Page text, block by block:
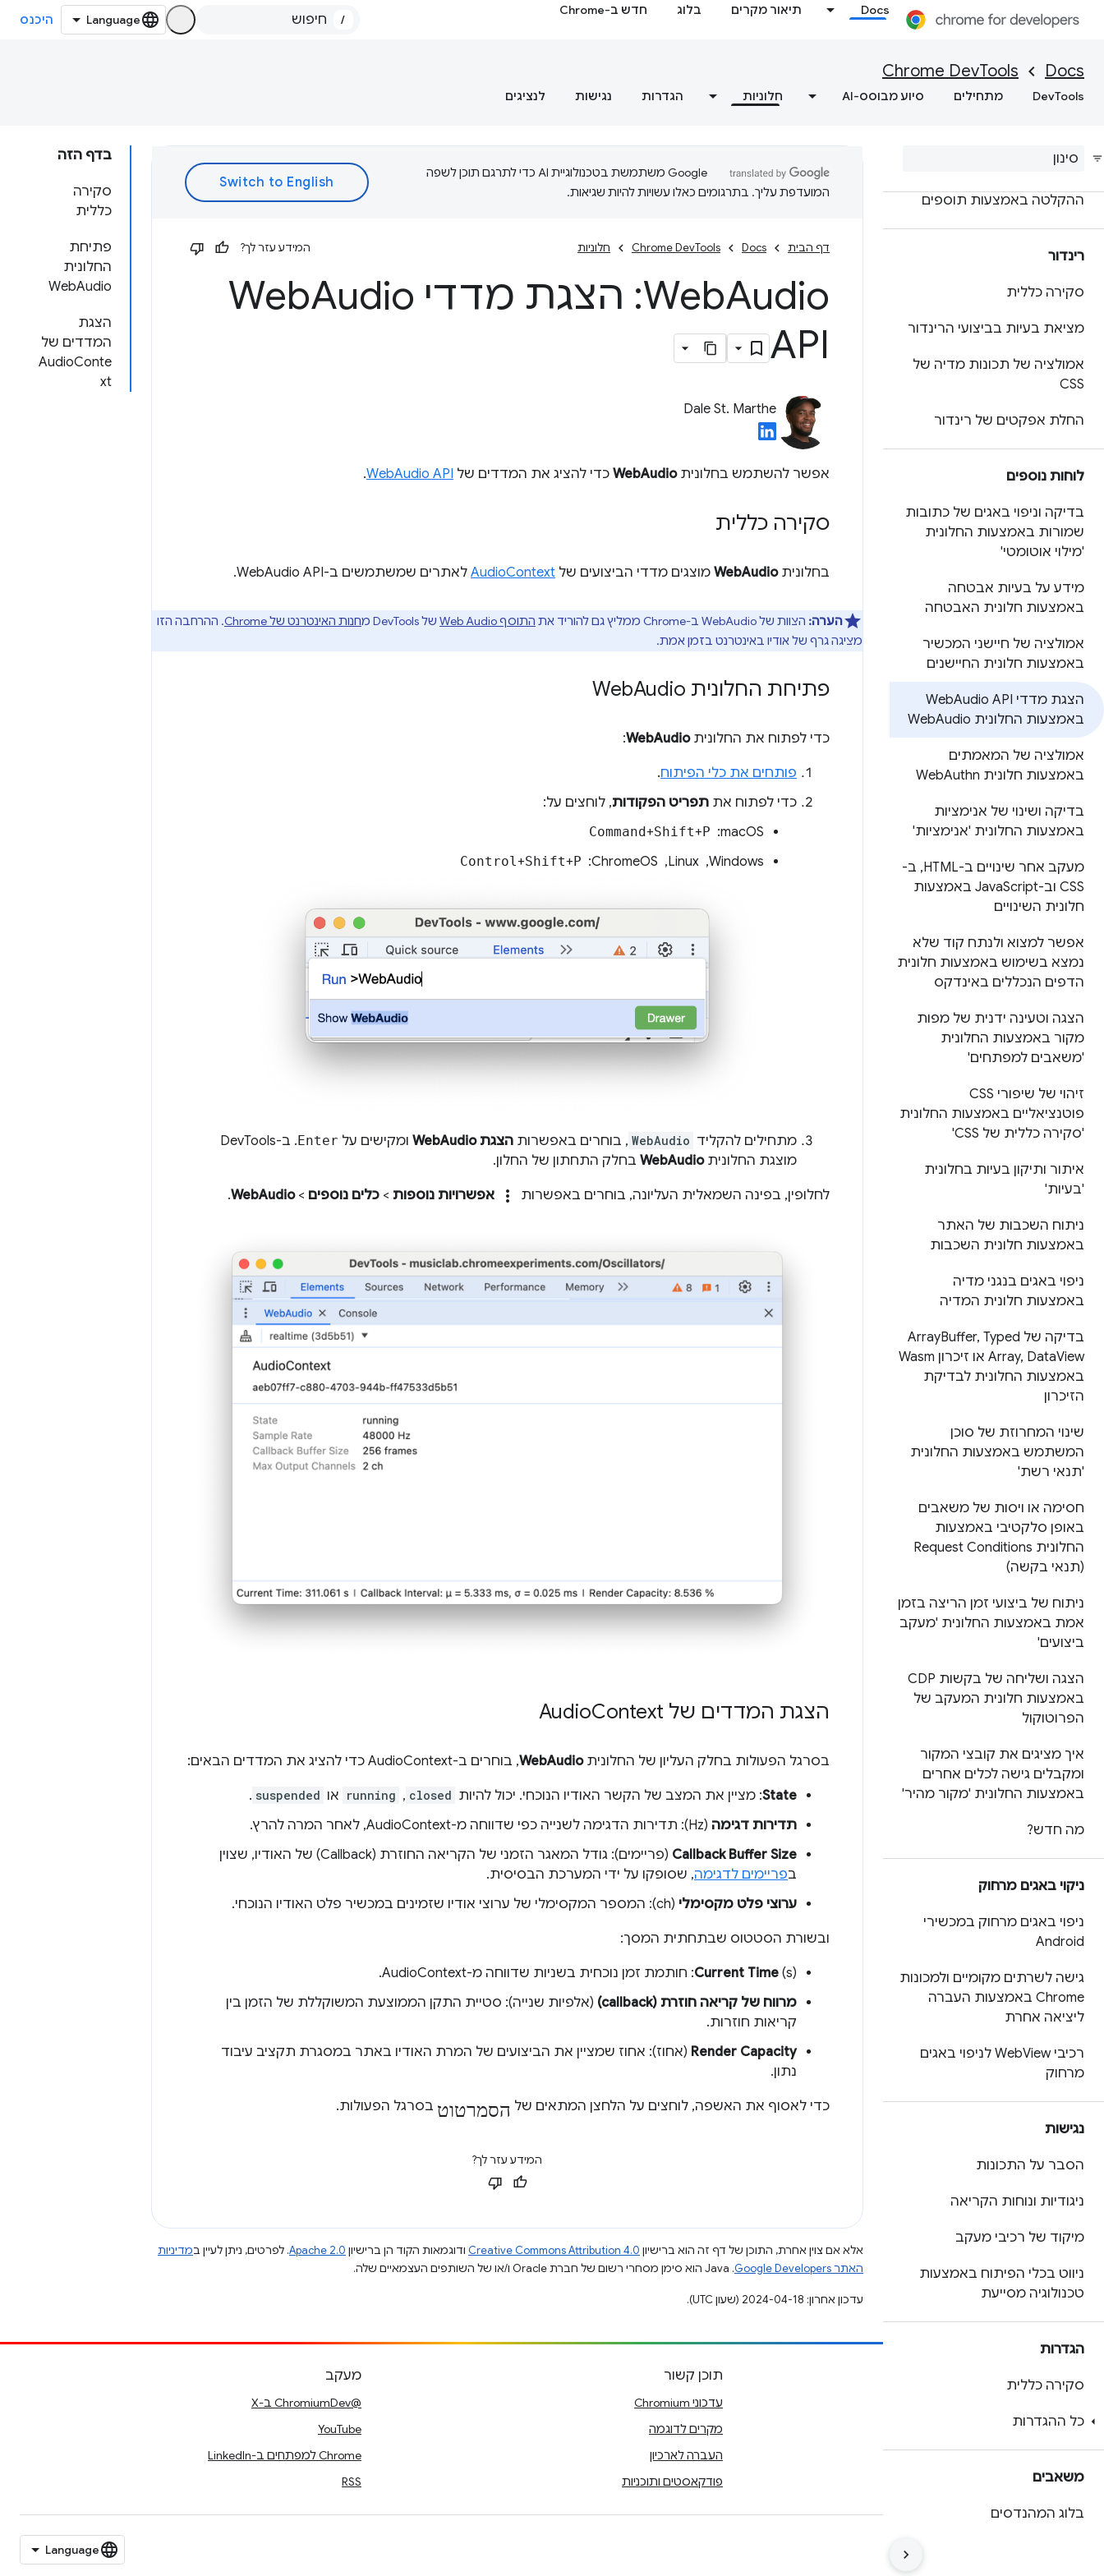
Docs תיאור מקרים בלוג חדש ב-Chrome
/ היכנס
Docs
Chrome DevTools
DevTools מתחילים סיוע מבוסס-AI חלוניות הגדרות נגישות לנציגים
מכשיר הקלטה
הקלטה ,הפעלה מחדש ומדידה
ההקלטה באמצעות תוספים
רינדור
סקירה כללית
מציאת בעיות בביצועי הרינדור
אמולציה של תכונות מדיה של
CSS
החלת אפקטים של רינדור
לוחות נוספים
בדיקה וניפוי באגים של כתובות
שמורות באמצעות החלונית
'מילוי אוטומטי'
מידע על בעיות אבטחה
באמצעות חלונית האבטחה
אמולציה של חיישני המכשיר
באמצעות חלונית החיישנים
הצגת מדדי Web Audio API
באמצעות החלונית Web Audio
אמולציה של המאמתים
באמצעות חלונית Web Authn
בדיקה ושינוי של אנימציות
באמצעות החלונית 'אנימציות'
מעקב אחר שינויים ב-HTML , ב-
CSS וב-Java
Script באמצעות
חלונית השינויים
אפשר למצוא ולנתח קוד שלא
נמצא בשימוש באמצעות חלונית
הדפים הנכללים באינדקס
הצגה וטעינה ידנית של מפות
מקור באמצעות החלונית
'משאבים למפתחים'
זיהוי של שיפורי CSS
פוטנציאליים באמצעות החלונית
'סקירה כללית של CSS'
איתור ותיקון בעיות בחלונית
'בעיות'
ניתוח השכבות של האתר
באמצעות חלונית השכבות
ניפוי באגים בנגני מדיה
באמצעות חלונית המדיה
בדיקה של Array Buffer, Typed
Array, Data
View או זיכרון Wasm
באמצעות החלונית לבדיקת
הזיכרון
שינוי המחרוזת של סוכן
המשתמש באמצעות החלונית
'תנאי רשת'
חסימה או ויסות של משאבים
באופן סלקטיבי באמצעות
החלונית Request Conditions
(תנאי בקשה)
ניתוח של ביצועי זמן הריצה בזמן
אמת באמצעות החלונית 'מעקב
ביצועים'
הצגה ושליחה של בקשות CDP
באמצעות חלונית המעקב של
הפרוטוקול
איך מציגים את קובצי המקור
ומקבלים גישה לכלים אחרים
באמצעות החלונית 'מקור מהיר'
מה חדש?
ניקוי באגים מרחוק
ניפוי באגים מרחוק במכשירי
Android
גישה לשרתים מקומיים ולמכונות
Chrome באמצעות העברה
ליציאה אחרת
רכיבי Web
View לניפוי באגים
מרחוק
נגישות
הסבר על התכונות
ניגודיות ונוחות הקריאה
מיקוד של רכיבי מעקב
ניווט בכלי הפיתוח באמצעות
טכנולוגיה מסייעת
הגדרות
סקירה כללית
כל ההגדרות
משאבים
בלוג המהנדסים
בדף הזה
סקירה
כללית
פתיחת
החלונית
WebAudio
הצגת
המדדים של
AudioConte
xt
‫Google משתמשת בטכנולוגיית AI כדי לתרגם תוכן לשפה
המועדפת עליך. בתרגומים כאלו עשויות להיות שגיאות.
דף הבית Docs
Chrome DevTools חלוניות המידע עזר לך?
WebAudio: הצגת מדדי Web
Audio
API
Dale St. Marthe
אפשר להשתמש בחלוניתWebAudio כדי להציג את המדדים של WebAudio API
.
סקירה כללית
בחלוניתWebAudio מוצגים מדדי הביצועים של AudioContext לאתרים שמשתמשים ב-WebAudio API.
הערה: הצוות של WebAudio ב-Chrome ממליץ גם להוריד את התוסף Web Audio של DevTools מ חנות האינטרנט של Chrome
. ההרחבה הזו
מציגה גרף של אודיו באינטרנט בזמן אמת.
פתיחת החלונית Web Audio
כדי לפתוח את החלוניתWebAudio
:
פותחים את כלי הפיתוח.
כדי לפתוח את תפריט הפקודות, לוחצים על:
macOS: ‏
Command+Shift+P
Windows, ‏ Linux, ‏ ChromeOS: ‏
Control+Shift+P
מתחילים להקליד WebAudio , בוחרים באפשרות הצגת WebAudio ומקישים על Enter
. ב-DevTools
מוצגת החלוניתWebAudio בחלק התחתון של החלון.
לחלופין, בפינה השמאלית העליונה, בוחרים באפשרות more_vert אפשרויות נוספות > כלים נוספים >
WebAudio
.
הצגת המדדים של Audio Context
בסרגל הפעולות בחלק העליון של החלוניתWebAudio, בוחרים ב-AudioContext כדי להציג את המדדים הבאים:
State: מציין את המצב של הקשר האודיו הנוכחי. יכול להיות closed
,‏
running או suspended
.
תדירות דגימה (Hz): תדירות הדגימה לשנייה כפי שדווחה מ-AudioContext, לאחר המרה להרץ.
Callback Buffer Size
(פריימים): גודל המאגר הזמני של הקריאה החוזרת (Callback) של האודיו, שצוין
בפריימים לדגימה, שסופקו על ידי המערכת הבסיסית.
ערוצי פלט מקסימלי (ch): המספר המקסימלי של ערוצי אודיו שזמינים במכשיר פלט האודיו הנוכחי.
ובשורת הסטטוס שבתחתית המסך:
Current Time (s): חותמת זמן נוכחית בשניות שדווחה מ-AudioContext.
מרווח של קריאה חוזרת (callback)
(אלפיות שנייה): סטיית התקן הממוצעת המשוקללת של הזמן בין
קריאות חוזרות.
Render Capacity (אחוז): אחוז שמציין את הביצועים של המרת האודיו באתר במסגרת תקציב עיבוד
נתון.
כדי לאסוף את האשפה, לוחצים על הלחצן המתאים של הסמרטוט בסרגל הפעולות.
המידע עזר לך?
אלא אם צוין אחרת, התוכן של דף זה הוא ברישיון Creative Commons Attribution 4.0 ודוגמאות הקוד הן ברישיון Apache 2.0. לפרטים, ניתן לעיין במדיניות
האתר Google Developers‏
.‏ Java הוא סימן מסחרי רשום של חברת Oracle ו/או של השותפים העצמאיים שלה.
עדכון אחרון: 2024-04-18 (שעון UTC).
הוספת תוכן
ראה נושאים פתוחים
תוכן קשור
עדכוני Chromium
מקרים לדוגמה
העברה לארכיון
פודקאסטים ותוכניות
מעקב
@ChromiumDev ב-X
YouTube
Chrome למפתחים ב-LinkedIn
RSS